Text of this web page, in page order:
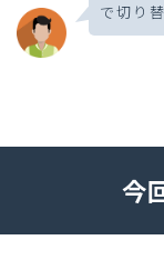
で切り
今